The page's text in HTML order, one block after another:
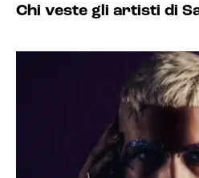
Chi veste gli artisti di